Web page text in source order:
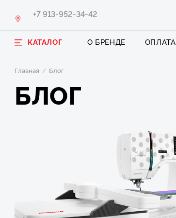
+7 913-952-34-42
О БРЕНДЕ ОПЛАТА
КАТАЛОГ
Главная Блог
БЛОГ